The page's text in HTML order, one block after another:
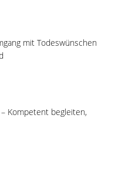
mit Todeswünschen
Kompetent begleiten,